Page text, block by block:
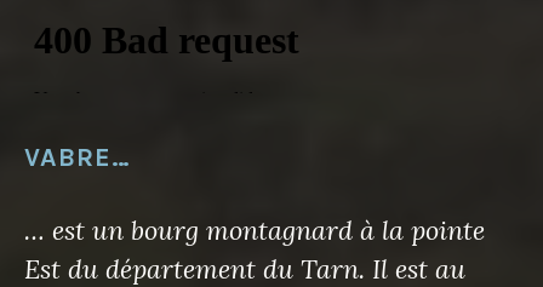
VABRE…
… est un bourg montagnard à la pointe
Est du département du Tarn. Il est au